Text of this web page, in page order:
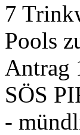
7
Pools
Antrag
SÖS
-